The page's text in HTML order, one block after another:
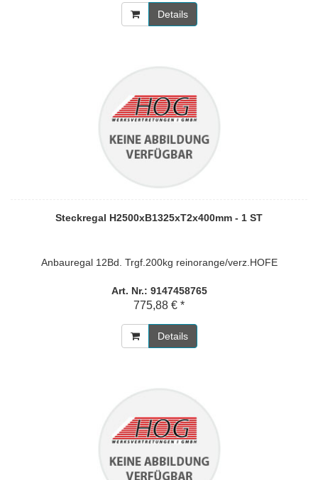
Details
Steckregal H2500xB1325xT2x400mm - 1 ST
Anbauregal 12Bd. Trgf.200kg reinorange/verz.HOFE
Art. Nr.: 9147458765
775,88 € *
Details